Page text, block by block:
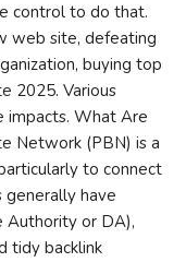
control to do that.
web site, defeating
buying top
2025. Various
impacts. What Are
Network (PBN) is a
to connect
have
Authority or DA),
tidy backlink